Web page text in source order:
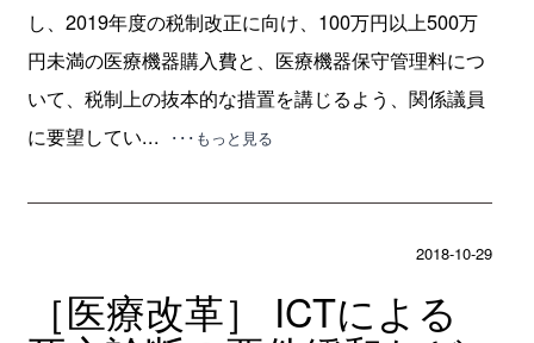
し、2019年度の税制改正に向け、100万円以上500万
円未満の医療機器購入費と、医療機器保守管理料につ
いて、税制上の抜本的な措置を講じるよう、関係議員
に要望してい...
･･･もっと見る
2018-10-29
［医療改革］ ICTによる